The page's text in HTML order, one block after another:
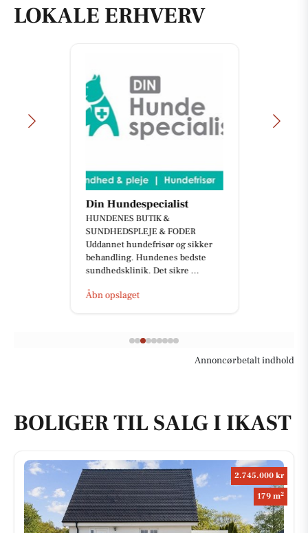
LOKALE ERHVERV
Din Hundespecialist
HUNDENES BUTIK &
SUNDHEDSPLEJE & FODER
Uddannet hundefrisør og sikker
behandling. Hundenes bedste
sundhedsklinik. Det sikre ...
Åbn opslaget
Annoncørbetalt indhold
BOLIGER TIL SALG I IKAST
2.745.000 kr
179 m2